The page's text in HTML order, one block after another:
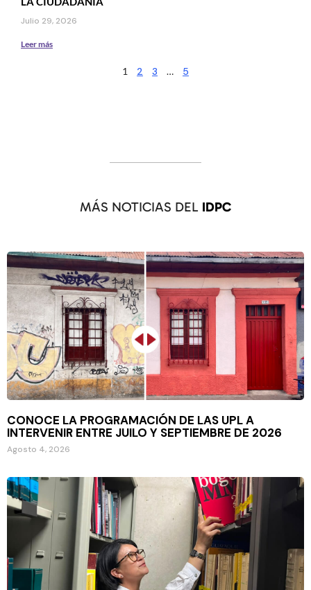
Julio 29, 2026
Leer más
1 2 3 … 5
MÁS NOTICIAS DEL IDPC
CONOCE LA PROGRAMACIÓN DE LAS UPL A
INTERVENIR ENTRE JUILO Y SEPTIEMBRE DE 2026
Agosto 4, 2026